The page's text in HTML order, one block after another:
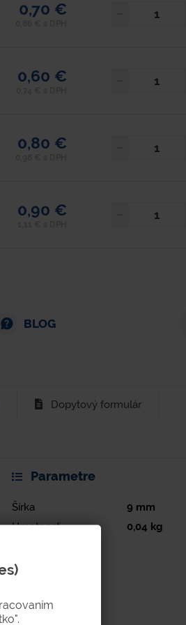
0,70 €
0,60 €
0,80 €
0,90 €
BLOG
Dopytový formulár
Parametre
Šírka 9 mm
Hmotnosť
0,04 kg